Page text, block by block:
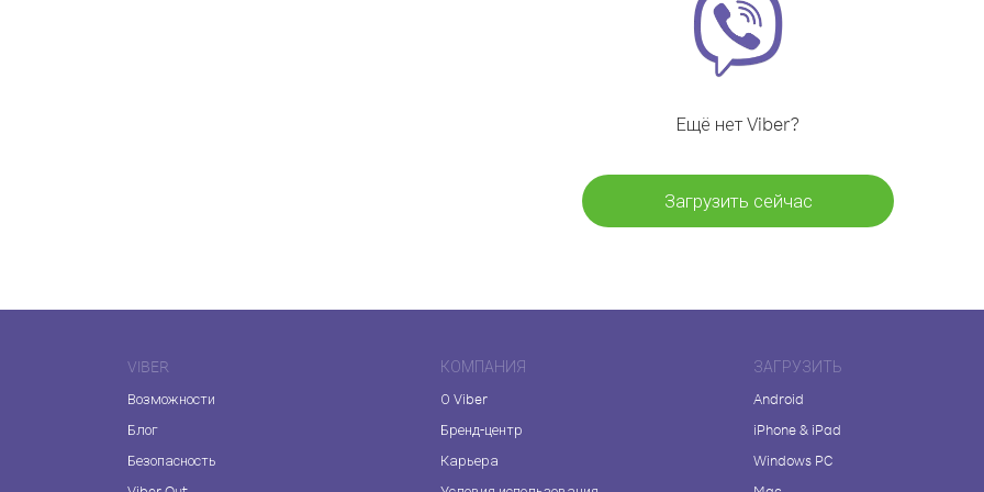
Ещё нет Viber?
Загрузить сейчас
VIBER
Возможности
Блог
Безопасность
КОМПАНИЯ
О Viber
Бренд-центр
Карьера
ЗАГРУЗИТЬ
Android
iPhone & iPad
Windows PC